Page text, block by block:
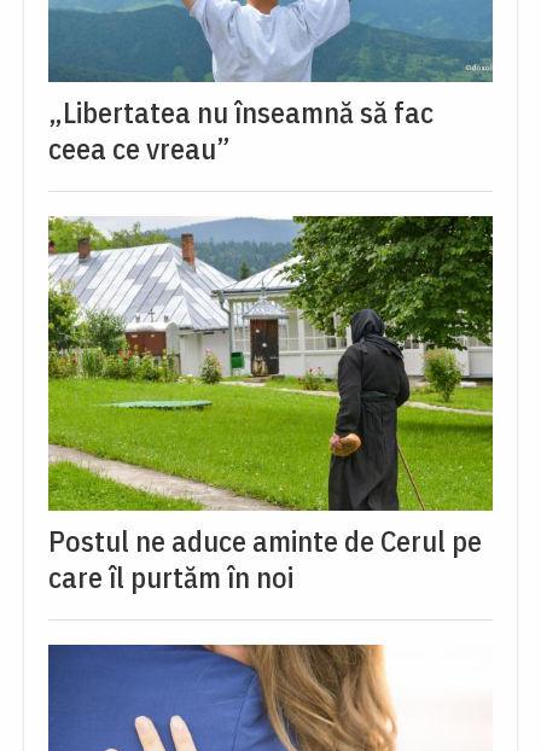
„Libertatea nu înseamnă să fac
ceea ce vreau”
Postul ne aduce aminte de Cerul pe
care îl purtăm în noi